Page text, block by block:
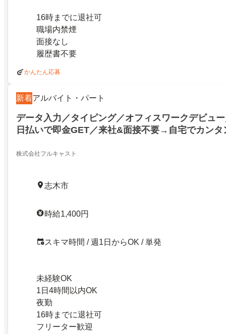
16時までに退社可
職場内禁煙
面接なし
履歴書不要
かんたん応募
新着アルバイト・パート
データ入力／タイピング／オフィスワークデビュ
日払いで即金GET／来社&面接不要→自宅でカンタ
株式会社フルキャスト
志木市
時給1,400円
スキマ時間 / 週1日からOK / 単発
未経験OK
1日4時間以内OK
夜勤
16時までに退社可
フリーター歓迎